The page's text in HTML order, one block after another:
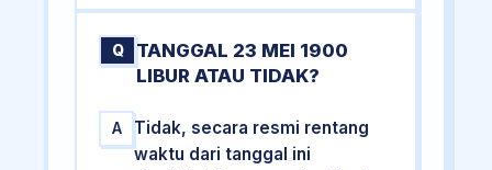
Q
TANGGAL 23 MEI 1900
LIBUR ATAU TIDAK?
A
Tidak, secara resmi rentang
waktu dari tanggal ini